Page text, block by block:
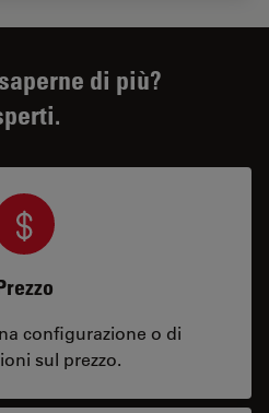
di più?
configurazione o di
sul prezzo.